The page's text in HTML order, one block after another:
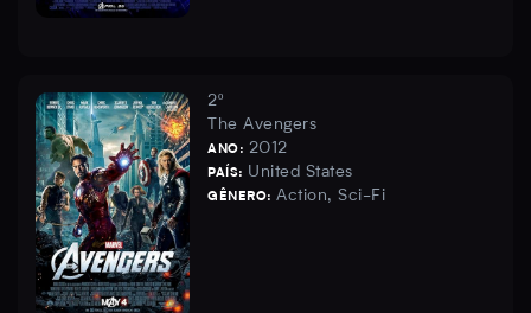
2º
The Avengers
ANO: 2012
PAÍS: United States
GÊNERO: Action, Sci-Fi